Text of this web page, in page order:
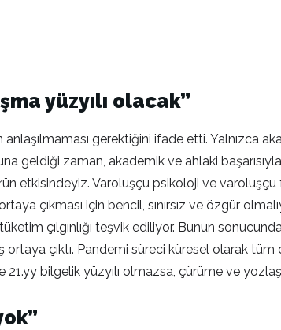
yüzyılı olacak”
gerektiğini ifade etti. Yalnızca
geldiği zaman, akademik ve ahlaki
etkisindeyiz. Varoluşçu psikoloji ve varoluşçu
çıkması için bencil, sınırsız ve özgür
çılgınlığı teşvik ediliyor. Bunun
çıktı. Pandemi süreci küresel olarak
21.yy bilgelik yüzyılı olmazsa, çürüme ve